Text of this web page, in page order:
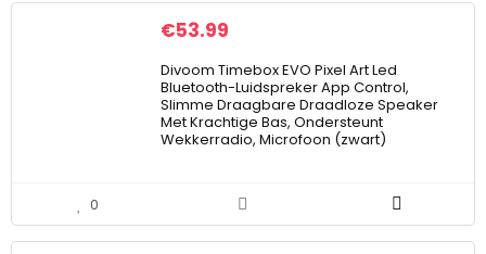
€53.99
Divoom Timebox EVO Pixel Art Led
Bluetooth-Luidspreker App Control,
Slimme Draagbare Draadloze Speaker
Met Krachtige Bas, Ondersteunt
Wekkerradio, Microfoon (zwart)
0